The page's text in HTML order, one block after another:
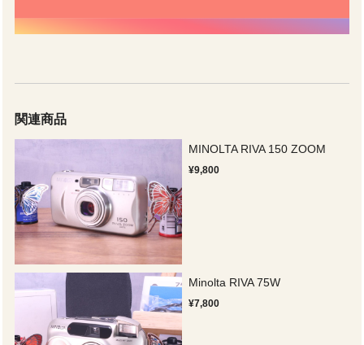
関連商品
MINOLTA RIVA 150 ZOOM
¥9,800
Minolta RIVA 75W
¥7,800